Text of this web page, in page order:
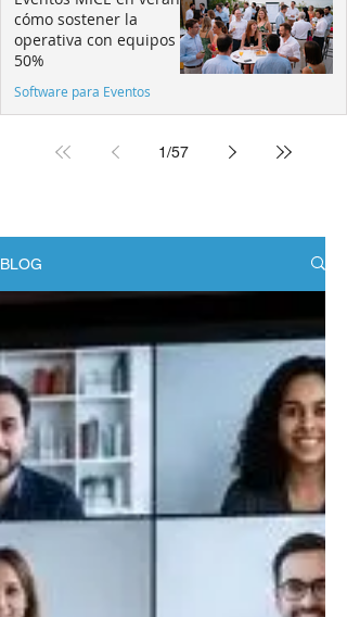
cómo sostener la
operativa con equipos al
50%
Software para Eventos
1/57
BLOG